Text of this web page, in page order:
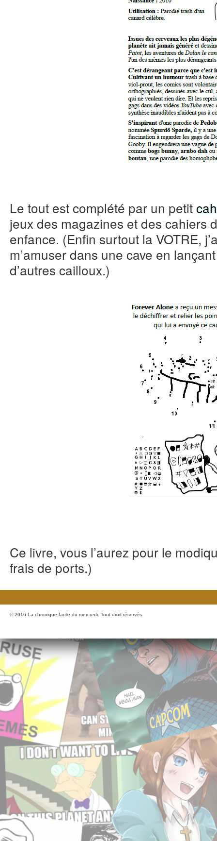
Le tout est complété par un petit
jeux des magazines et des cahiers
enfance. (Enfin surtout la VOTRE,
m’amuser dans une cave en
d’autres cailloux.)
Ce livre, vous l’aurez pour le
frais de ports.)
© 2016 La chronique facile du mercredi. Tout droit réservés.